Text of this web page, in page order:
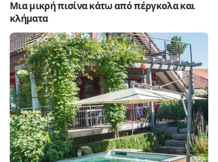
Μια μικρή πισίνα κάτω από πέργκολα και
κλήματα